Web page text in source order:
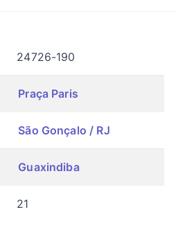
24726-190
Praça Paris
São Gonçalo / RJ
Guaxindiba
21